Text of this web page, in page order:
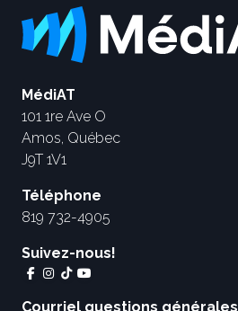
MédiAT
101 1re Ave O
Amos, Québec
J9T 1V1
Téléphone
819 732-4905
Suivez-nous!
Courriel questions générales